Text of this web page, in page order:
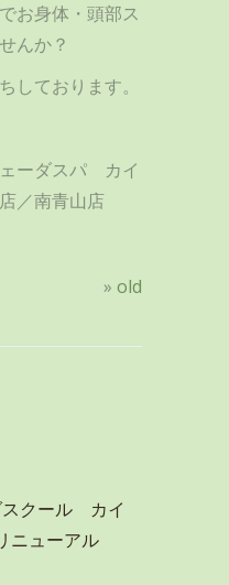
スクール カイ
ニューアル
お身体・頭部ス
んか？
しております。
ーダスパ カイ
／南青山店
» old